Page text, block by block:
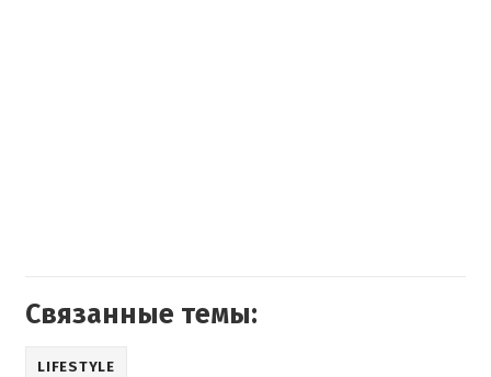
Связанные темы:
LIFESTYLE